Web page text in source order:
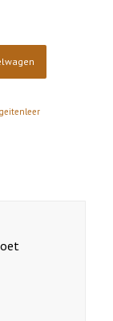
geitenleer